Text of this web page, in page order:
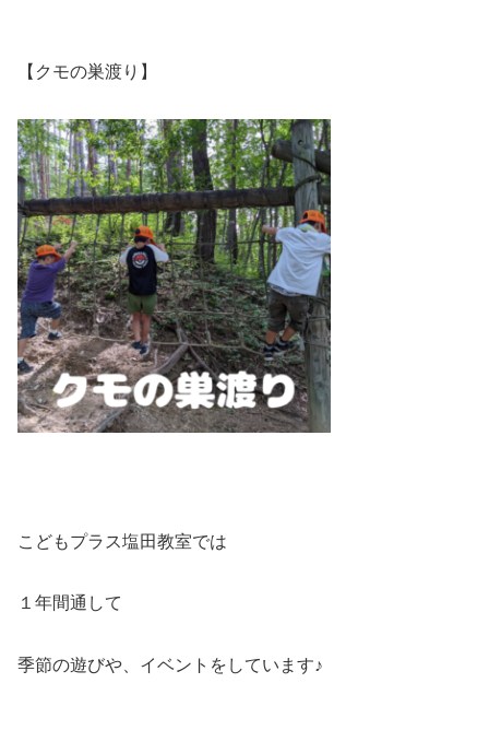
【クモの巣渡り】
こどもプラス塩田教室では
１年間通して
季節の遊びや、イベントをしています♪